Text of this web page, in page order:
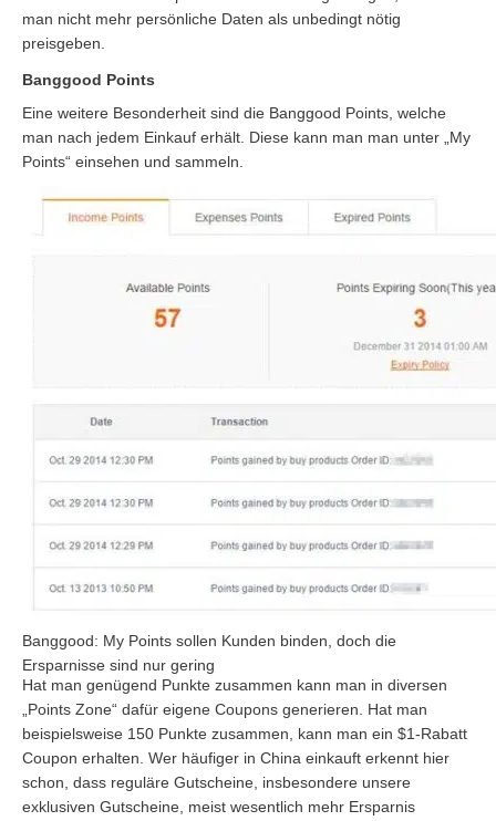
man nicht mehr persönliche Daten als unbedingt nötig
preisgeben.
Banggood Points
Eine weitere Besonderheit sind die Banggood Points, welche
man nach jedem Einkauf erhält. Diese kann man man unter „My
Points“ einsehen und sammeln.
Banggood: My Points sollen Kunden binden, doch die
Ersparnisse sind nur gering
Hat man genügend Punkte zusammen kann man in diversen
„Points Zone“ dafür eigene Coupons generieren. Hat man
beispielsweise 150 Punkte zusammen, kann man ein $1-Rabatt
Coupon erhalten. Wer häufiger in China einkauft erkennt hier
schon, dass reguläre Gutscheine, insbesondere unsere
exklusiven Gutscheine, meist wesentlich mehr Ersparnis